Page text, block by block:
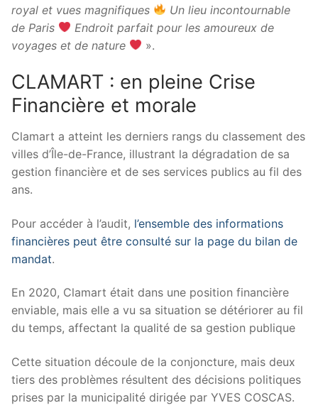
royal et vues magnifiques
Un lieu incontournable
de Paris
Endroit parfait pour les amoureux de
voyages et de nature
».
CLAMART : en pleine Crise
Financière et morale
Clamart a atteint les derniers rangs du classement des
villes d’Île-de-France, illustrant la dégradation de sa
gestion financière et de ses services publics au fil des
ans.
Pour accéder à l’audit, l’ensemble des informations
financières peut être consulté sur la page du bilan de
mandat.
En 2020, Clamart était dans une position financière
enviable, mais elle a vu sa situation se détériorer au fil
du temps, affectant la qualité de sa gestion publique
Cette situation découle de la conjoncture, mais deux
tiers des problèmes résultent des décisions politiques
prises par la municipalité dirigée par YVES COSCAS.